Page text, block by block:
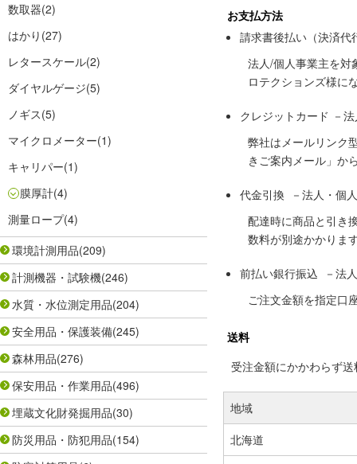
数取器(2)
はかり (27)
レタースケール(2)
ダイヤルゲージ(5)
ノギス(5)
マイクロメーター(1)
キャリパー(1)
膜厚計(4)
測量ロープ(4)
環境計測用品(209)
計測機器・試験機(246)
水質・水位測定用品(204)
安全用品・保護装備(245)
森林用品(276)
保安用品・作業用品(496)
埋蔵文化財発掘用品(30)
防災用品・防犯用品(154)
お支払方法
請求書後払い（決済代
法人/個人事業主を対
ロテクションズ様に
クレジットカード －
弊社はメールリンク
きご案内メール」か
代金引換 －法人・個
配達時に商品と引き
数料が別途かかりま
前払い銀行振込 －法
ご注文金額を指定口
送料
受注金額にかかわらず
地域
北海道